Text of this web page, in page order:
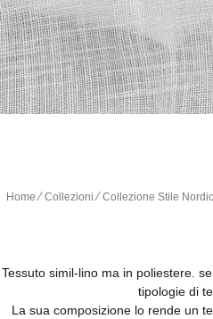
Home∕Collezioni∕Collezione Stile
Tessuto simil-lino ma in poliestere.
tipologie di
La sua composizione lo rende un